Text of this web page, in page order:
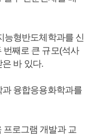
능형반도체학과를 신
번째로 큰 규모(석사
은 바 있다.
융합응용화학과를
프로그램 개발과 교